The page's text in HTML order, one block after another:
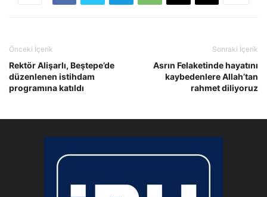
Önceki İçerik
Rektör Alişarlı, Beştepe’de
düzenlenen istihdam
programına katıldı
Sonraki İçerik
Asrın Felaketinde hayatını
kaybedenlere Allah’tan
rahmet diliyoruz